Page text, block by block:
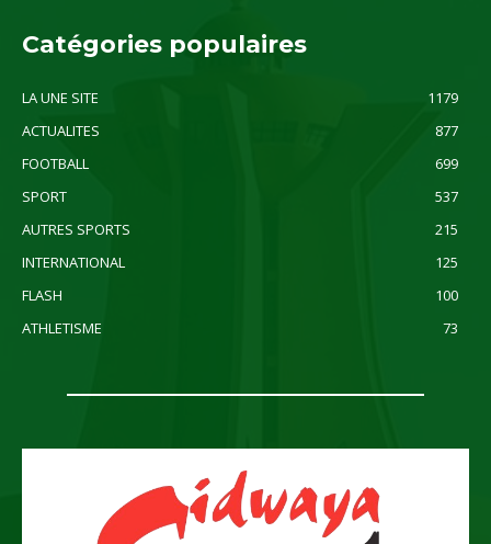
Catégories populaires
LA UNE SITE
1179
ACTUALITES
877
FOOTBALL
699
SPORT
537
AUTRES SPORTS
215
INTERNATIONAL
125
FLASH
100
ATHLETISME
73